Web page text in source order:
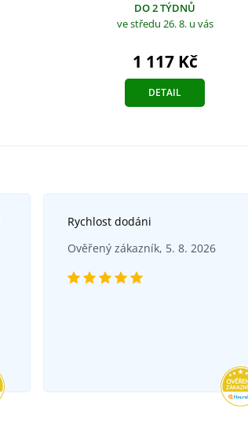
DO 2 TÝDNŮ
ve středu 26. 8. u vás
1 117 Kč
DETAIL
Rychlost dodáni
Ověřený zákazník, 5. 8. 2026